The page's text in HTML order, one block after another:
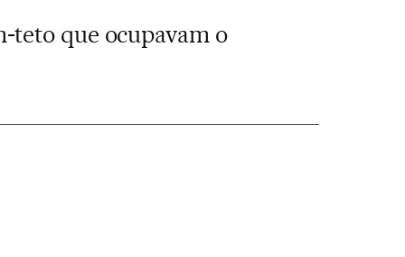
teto que ocupavam o